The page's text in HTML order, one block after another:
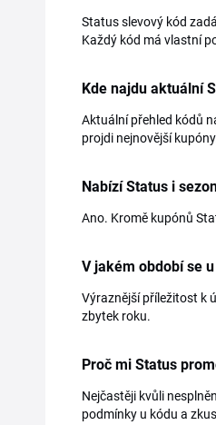
Status slevový kód
Každý kód má vlastní
Kde najdu aktuální
Aktuální přehled kódů
projdi nejnovější
Nabízí Status i
Ano. Kromě kupónů
V jakém období se
Výraznější příležitost k
zbytek roku.
Proč mi Status
Nejčastěji kvůli
podmínky u kódu a